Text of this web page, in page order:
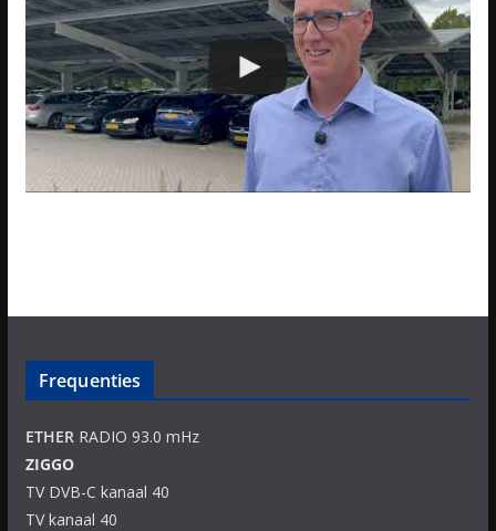
Frequenties
ETHERRADIO 93.0 mHz
ZIGGO
TV DVB-C kanaal 40
TV kanaal 40